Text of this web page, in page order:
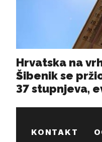
KONTAKT